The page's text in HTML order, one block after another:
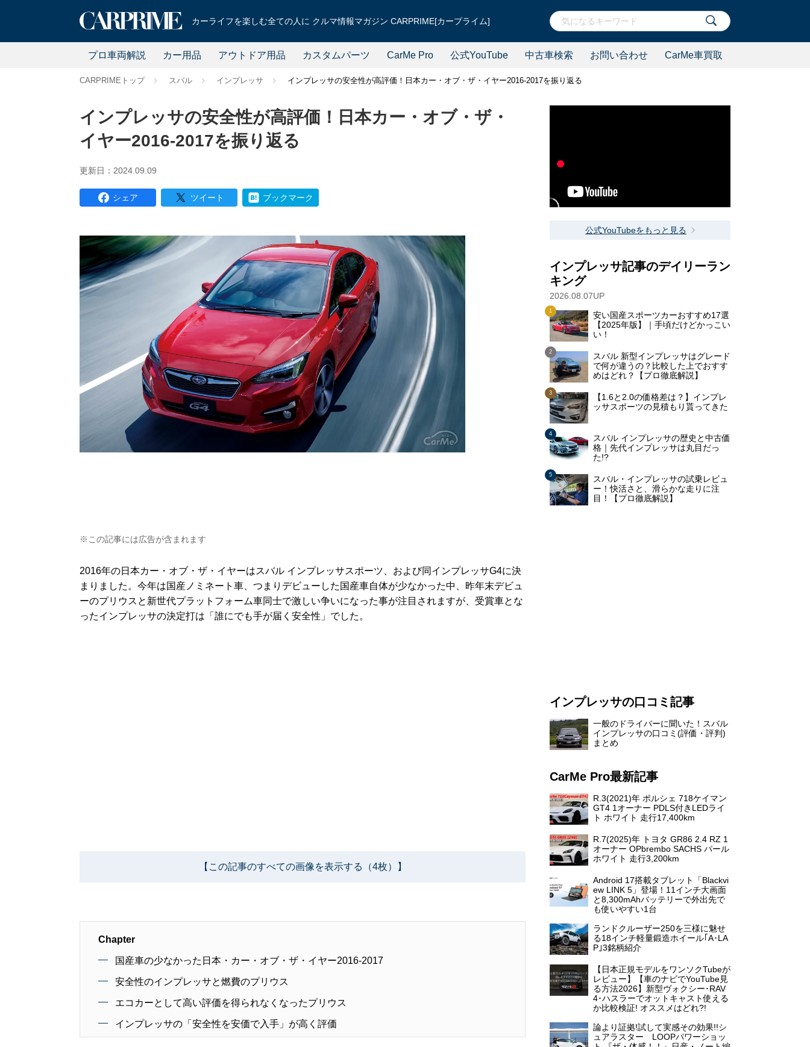
カーライフを楽しむ全ての人に クルマ情報マガジン CARPRIME[カープライム]
プロ車両解説 カー用品 アウトドア用品 カスタムパーツ CarMe Pro 公式YouTube 中古車検索 お問い合わせ CarMe車買取
CARPRIMEトップ スバル インプレッサ インプレッサの安全性が高評価！日本カー・オブ・ザ・イヤー2016-2017を振り返る
インプレッサの安全性が高評価！日本カー・オブ・ザ・
イヤー2016-2017を振り返る
更新日：2024.09.09
シェア ツイート ブックマーク
※この記事には広告が含まれます
2016年の日本カー・オブ・ザ・イヤーはスバル インプレッサスポーツ、および同インプレッサG4に決
まりました。今年は国産ノミネート車、つまりデビューした国産車自体が少なかった中、昨年末デビュ
ーのプリウスと新世代プラットフォーム車同士で激しい争いになった事が注目されますが、受賞車とな
ったインプレッサの決定打は「誰にでも手が届く安全性」でした。
【この記事のすべての画像を表示する（4枚）】
Chapter
国産車の少なかった日本・カー・オブ・ザ・イヤー2016-2017
安全性のインプレッサと燃費のプリウス
エコカーとして高い評価を得られなくなったプリウス
インプレッサの「安全性を安価で入手」が高く評価
公式YouTubeをもっと見る
インプレッサ記事のデイリーラン
キング
2026.08.07UP
安い国産スポーツカーおすすめ17選
【2025年版】｜手頃だけどかっこい
い！
スバル 新型インプレッサはグレード
で何が違うの？比較した上でおすす
めはどれ？【プロ徹底解説】
【1.6と2.0の価格差は？】インプレ
ッサスポーツの見積もり貰ってきた
スバル インプレッサの歴史と中古価
格｜先代インプレッサは丸目だっ
た!?
スバル・インプレッサの試乗レビュ
ー！快活さと、滑らかな走りに注
目！【プロ徹底解説】
インプレッサの口コミ記事
一般のドライバーに聞いた！スバル
インプレッサの口コミ(評価・評判)
まとめ
CarMe Pro最新記事
R.3(2021)年 ポルシェ 718ケイマン
GT4 1オーナー PDLS付きLEDライ
ト ホワイト 走行17,400km
R.7(2025)年 トヨタ GR86 2.4 RZ 1
オーナー OPbrembo SACHS パール
ホワイト 走行3,200km
Android 17搭載タブレット「Blackvi
ew LINK 5」登場！11インチ大画面
と8,300mAhバッテリーで外出先で
も使いやすい1台
ランドクルーザー250を三様に魅せ
る18インチ軽量鍛造ホイール｢A･LA
P｣3銘柄紹介
【日本正規モデルをワンソクTubeが
レビュー】【車のナビでYouTube見
る方法2026】新型ヴォクシー･RAV
4･ハスラーでオットキャスト使える
か比較検証! オススメはどれ?!
論より証拠!試して実感その効果!!シ
ュアラスター LOOPパワーショッ